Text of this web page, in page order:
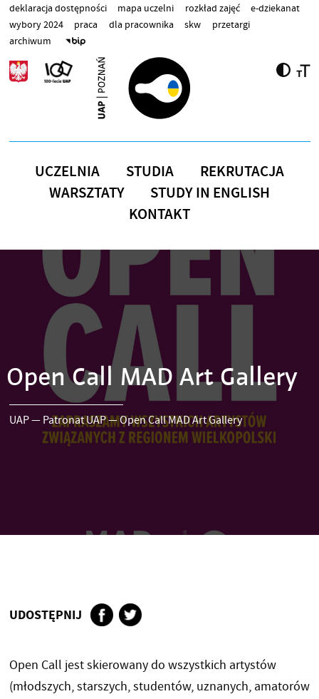
Przejdź do treści
deklaracja dostępności mapa uczelni rozkład zajęć
e-dziekanat
wybory 2024
praca dla pracownika skw
przetargi
archiwum
UCZELNIA STUDIA
REKRUTACJA
WARSZTATY
STUDY IN ENGLISH
KONTAKT
Open Call MAD Art Gallery
UAP— Patronat UAP—Open Call MAD Art Gallery
UDOSTĘPNIJ
Open Call jest skierowany do wszystkich artystów
(młodszych, starszych, studentów, uznanych, amatorów